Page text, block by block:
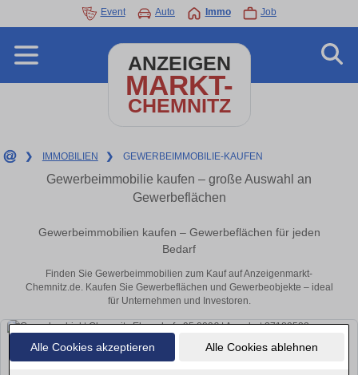
Alle Cookies akzeptieren Alle Cookies ablehnen
Event Auto Immo Job
ANZEIGEN
MARKT-
CHEMNITZ
❯ IMMOBILIEN ❯ GEWERBEIMMOBILIE-KAUFEN
Gewerbeimmobilie kaufen – große Auswahl an
Gewerbeflächen
Gewerbeimmobilien kaufen – Gewerbeflächen für jeden
Bedarf
Finden Sie Gewerbeimmobilien zum Kauf auf Anzeigenmarkt-
Chemnitz.de. Kaufen Sie Gewerbeflächen und Gewerbeobjekte – ideal
für Unternehmen und Investoren.